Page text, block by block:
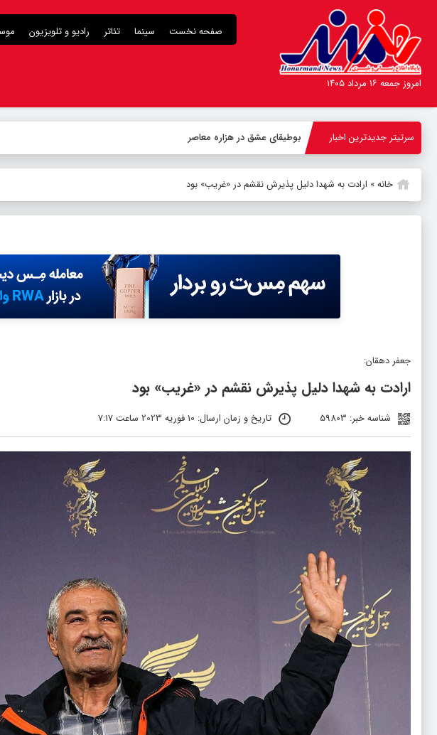
صفحه نخست سینما تئاتر رادیو و تلویزیون
امروز جمعه ۱۶ مرداد ۱۴۰۵
سرتیتر جدیدترین اخبار -
خانه» ارادت به شهدا دلیل پذیرش نقشم در «غریب» بود
جعفر دهقان:
ارادت به شهدا دلیل پذیرش نقشم در «غریب» بود
شناسه خبر: 59803 تاریخ و زمان ارسال: 10 فوریه 2023 ساعت 7:17